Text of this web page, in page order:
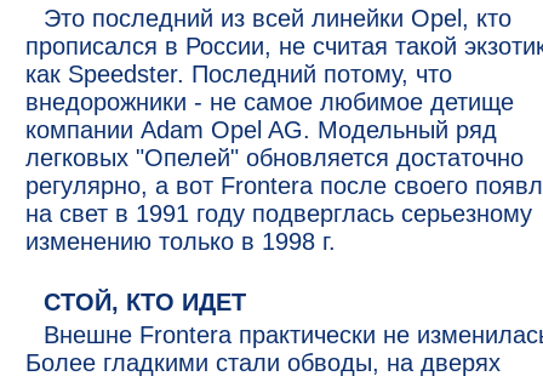
Это последний из всей линейки Opel, кто
прописался в России, не считая такой
как Speedster. Последний потому, что
внедорожники - не самое любимое детище
компании Adam Opel AG. Модельный ряд
легковых "Опелей" обновляется достаточно
регулярно, а вот Frontera после своего
на свет в 1991 году подверглась серьезному
изменению только в 1998 г.
СТОЙ, КТО ИДЕТ
Внешне Frontera практически не
Более гладкими стали обводы, на дверях